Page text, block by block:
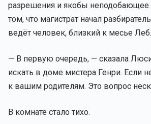
разрешения и якобы неподобающее
том, что магистрат начал
ведёт человек, близкий к месье
— В первую очередь, — сказала
искать в доме мистера Генри. Если
к вашим родителям. Это вопрос
В комнате стало тихо.